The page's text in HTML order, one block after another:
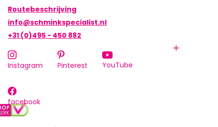
Routebeschrijving
info@schminkspecialist.nl
+31 (0)495 - 450 882
Instagram Pinterest YouTube
facebook